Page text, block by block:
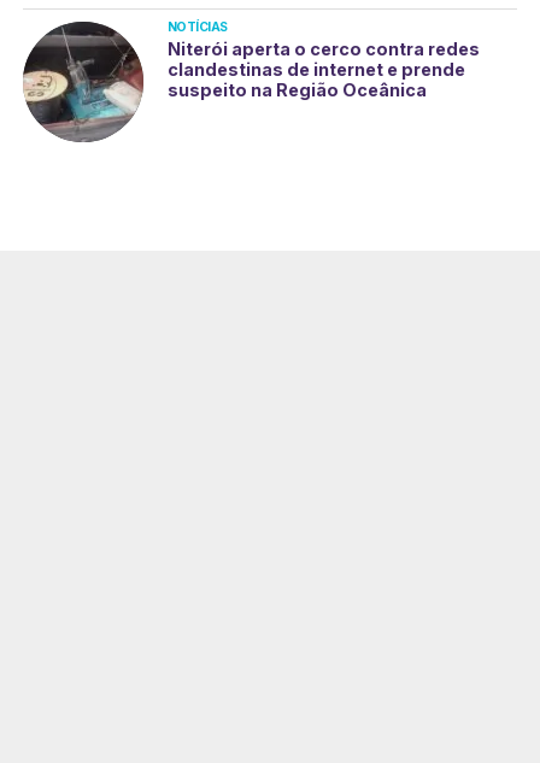
NOTÍCIAS
Niterói aperta o cerco contra redes
clandestinas de internet e prende
suspeito na Região Oceânica